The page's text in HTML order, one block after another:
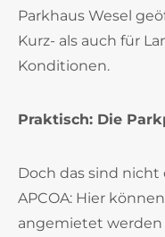
Parkhaus Wesel
Kurz- als auch für
Konditionen.
Praktisch: Die
Doch das sind nicht
APCOA: Hier
angemietet werden